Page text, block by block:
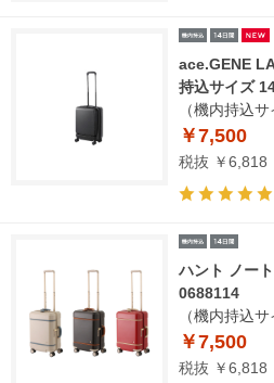
ace.GENE
持込サイズ
（機内持込
￥7,500
税抜 ￥6,818
ハント ノー
0688114
（機内持込
￥7,500
税抜 ￥6,818